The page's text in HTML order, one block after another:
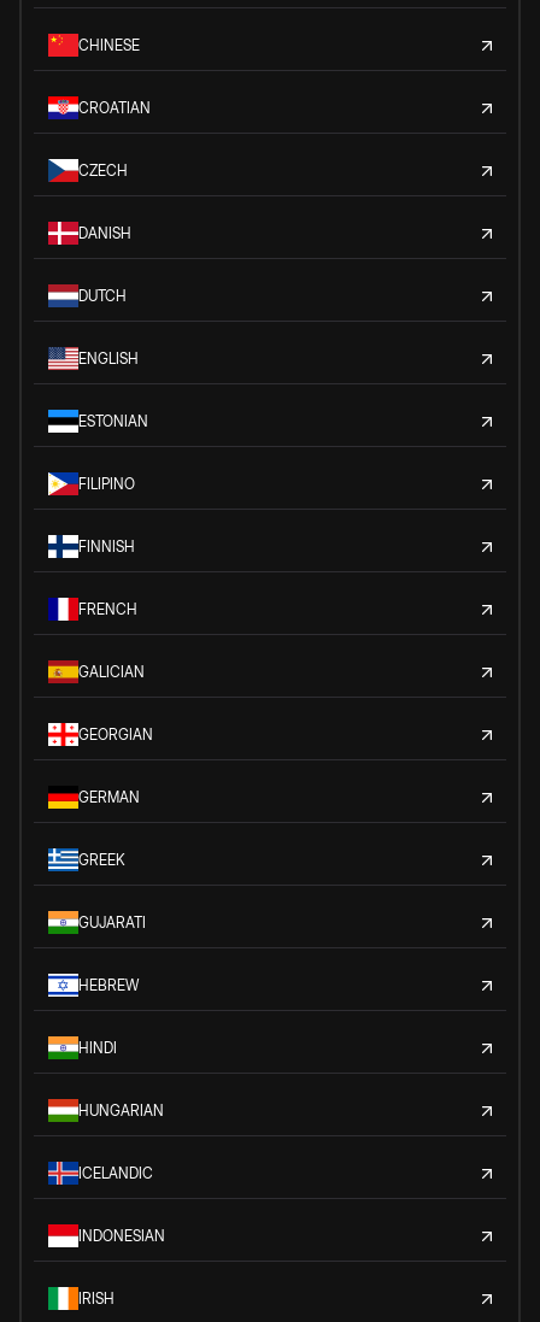
CHINESE
CROATIAN
CZECH
DANISH
DUTCH
ENGLISH
ESTONIAN
FILIPINO
FINNISH
FRENCH
GALICIAN
GEORGIAN
GERMAN
GREEK
GUJARATI
HEBREW
HINDI
HUNGARIAN
ICELANDIC
INDONESIAN
IRISH